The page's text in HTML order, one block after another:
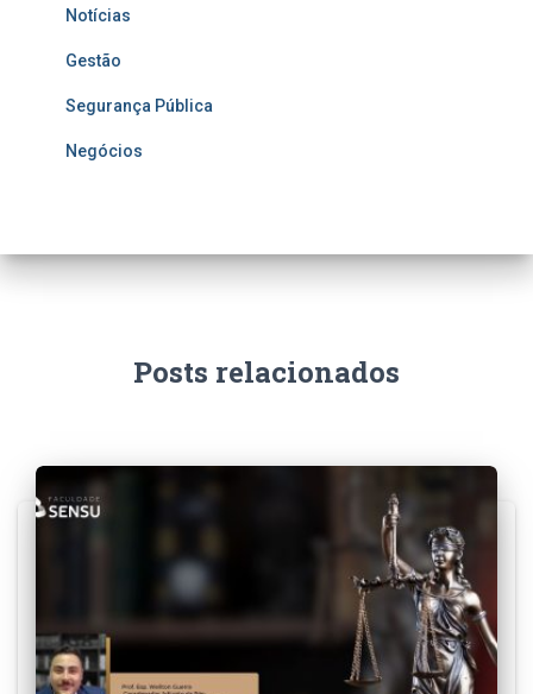
Notícias
Gestão
Segurança Pública
Negócios
Posts relacionados